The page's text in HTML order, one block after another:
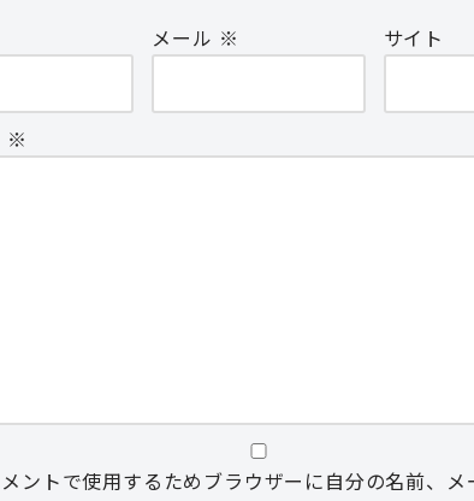
メール ※ サイト
※
ントで使用するためブラウザーに自分の名前、メ